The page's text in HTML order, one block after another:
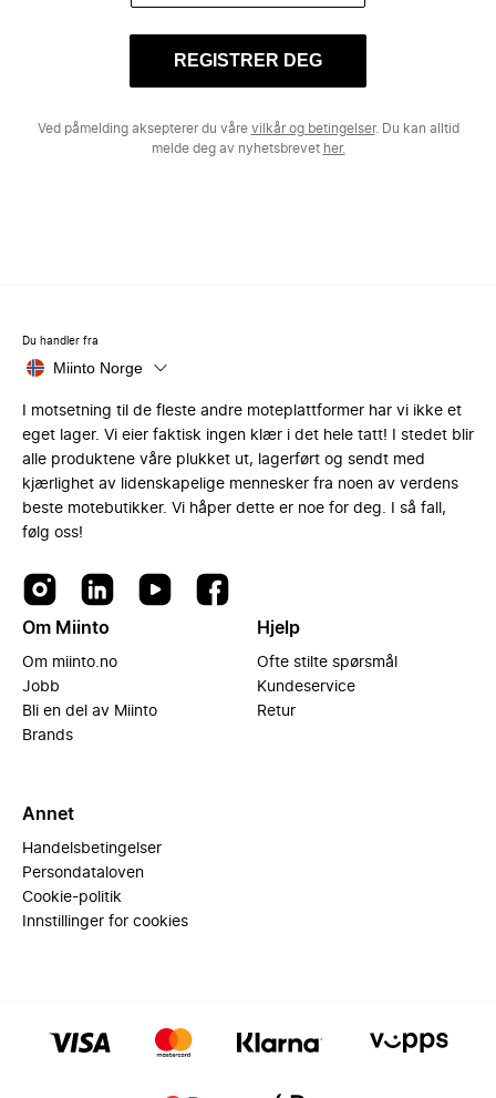
REGISTRER DEG
Ved påmelding aksepterer du våre vilkår og betingelser. Du kan alltid
melde deg av nyhetsbrevet her.
Du handler fra
Miinto Norge
I motsetning til de fleste andre moteplattformer har vi ikke et
eget lager. Vi eier faktisk ingen klær i det hele tatt! I stedet blir
alle produktene våre plukket ut, lagerført og sendt med
kjærlighet av lidenskapelige mennesker fra noen av verdens
beste motebutikker. Vi håper dette er noe for deg. I så fall,
følg oss!
Om Miinto
Om miinto.no
Jobb
Bli en del av Miinto
Brands
Hjelp
Ofte stilte spørsmål
Kundeservice
Retur
Annet
Handelsbetingelser
Persondataloven
Cookie-politik
Innstillinger for cookies